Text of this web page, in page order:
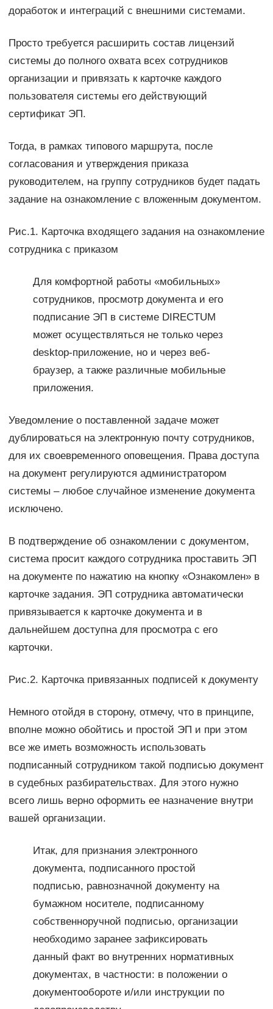
доработок и интеграций с внешними системами.
Просто требуется расширить состав лицензий
системы до полного охвата всех сотрудников
организации и привязать к карточке каждого
пользователя системы его действующий
сертификат ЭП.
Тогда, в рамках типового маршрута, после
согласования и утверждения приказа
руководителем, на группу сотрудников будет падать
задание на ознакомление с вложенным документом.
Рис.1. Карточка входящего задания на ознакомление
сотрудника с приказом
Для комфортной работы «мобильных»
сотрудников, просмотр документа и его
подписание ЭП в системе DIRECTUM
может осуществляться не только через
desktop-приложение, но и через веб-
браузер, а также различные мобильные
приложения.
Уведомление о поставленной задаче может
дублироваться на электронную почту сотрудников,
для их своевременного оповещения. Права доступа
на документ регулируются администратором
системы – любое случайное изменение документа
исключено.
В подтверждение об ознакомлении с документом,
система просит каждого сотрудника проставить ЭП
на документе по нажатию на кнопку «Ознакомлен» в
карточке задания. ЭП сотрудника автоматически
привязывается к карточке документа и в
дальнейшем доступна для просмотра с его
карточки.
Рис.2. Карточка привязанных подписей к документу
Немного отойдя в сторону, отмечу, что в принципе,
вполне можно обойтись и простой ЭП и при этом
все же иметь возможность использовать
подписанный сотрудником такой подписью документ
в судебных разбирательствах. Для этого нужно
всего лишь верно оформить ее назначение внутри
вашей организации.
Итак, для признания электронного
документа, подписанного простой
подписью, равнозначной документу на
бумажном носителе, подписанному
собственноручной подписью, организации
необходимо заранее зафиксировать
данный факт во внутренних нормативных
документах, в частности: в положении о
документообороте и/или инструкции по